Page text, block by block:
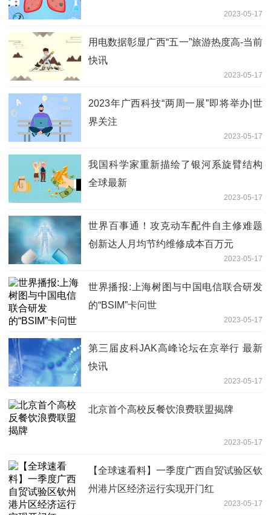
2023-05-17
用电数据彰显广西“五一”旅游热度高-当前
快讯
2023-05-17
2023年广西科技“两周一展”即将举办|世
界关注
2023-05-17
我国科学家重新描绘了银河系旋臂结构
全球最新
2023-05-17
世界百事通！攻克动车配件自主修难题
创新达人月均节约维修成本百万元
2023-05-17
世界播报:上海树图与中国电信联合研发
的“BSIM”卡问世
2023-05-17
第三届皮科JAK高峰论坛在京举行 最新
快讯
2023-05-17
北京首个高校反餐饮浪费联盟揭牌
2023-05-17
【全球速看料】一季度广西自贸试验区钦
州港片区经济运行实现开门红
2023-05-17